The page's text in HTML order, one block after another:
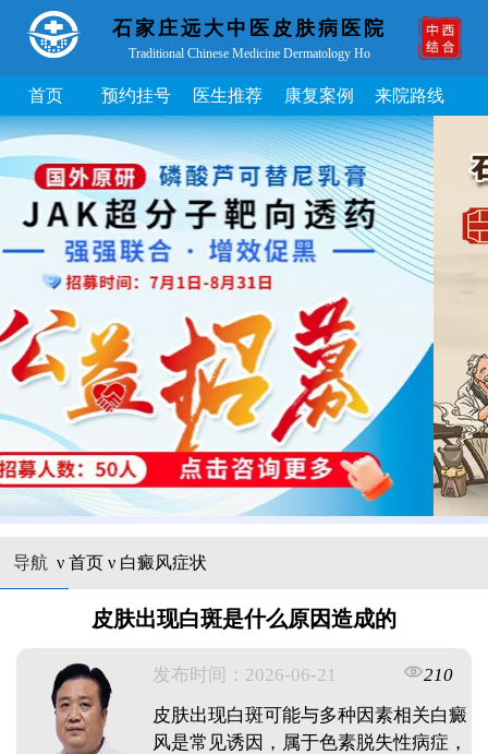
石家庄远大中医皮肤病医院
Traditional Chinese Medicine Dermatology Ho
首页 预约挂号 医生推荐 康复案例 来院路线
导航 ν 首页ν 白癜风症状
皮肤出现白斑是什么原因造成的
发布时间：2026-06-21
210
皮肤出现白斑可能与多种因素相关白癜
风是常见诱因，属于色素脱失性病症，